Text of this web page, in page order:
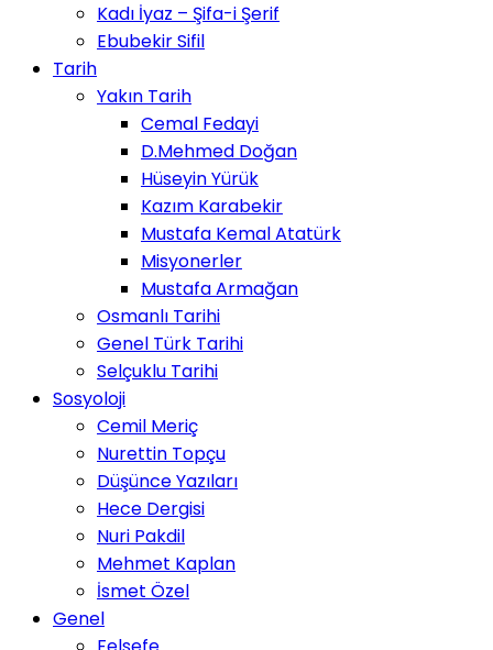
Kadı İyaz – Şifa-i Şerif
Ebubekir Sifil
Tarih
Yakın Tarih
Cemal Fedayi
D.Mehmed Doğan
Hüseyin Yürük
Kazım Karabekir
Mustafa Kemal Atatürk
Misyonerler
Mustafa Armağan
Osmanlı Tarihi
Genel Türk Tarihi
Selçuklu Tarihi
Sosyoloji
Cemil Meriç
Nurettin Topçu
Düşünce Yazıları
Hece Dergisi
Nuri Pakdil
Mehmet Kaplan
İsmet Özel
Genel